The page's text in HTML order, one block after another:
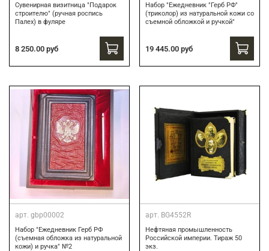
Сувенирная визитница "Подарок
строителю" (ручная роспись
Палех) в фуляре
8 250.00 руб
Набор "Ежедневник "Герб РФ"
(триколор) из натуральной кожи со
съемной обложкой и ручкой"
19 445.00 руб
арт. gbp00002
Набор "Ежедневник Герб РФ
(съемная обложка из натуральной
кожи) и ручка" №2
арт. BG4552R
Нефтяная промышленность
Российской империи. Тираж 50
экз.